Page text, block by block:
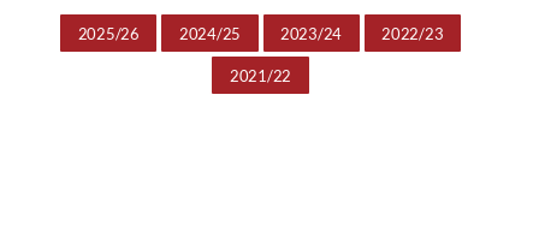
2025/26 2024/25 2023/24 2022/23
2021/22